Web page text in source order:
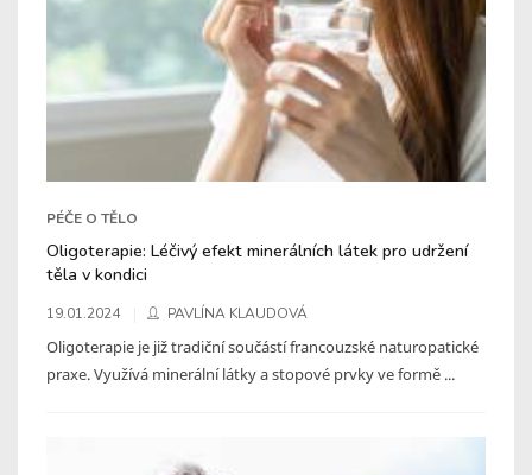
PÉČE O TĚLO
Oligoterapie: Léčivý efekt minerálních látek pro udržení
těla v kondici
19.01.2024 PAVLÍNA KLAUDOVÁ
Oligoterapie je již tradiční součástí francouzské naturopatické
praxe. Využívá minerální látky a stopové prvky ve formě ...